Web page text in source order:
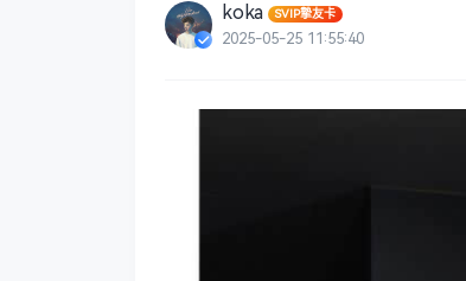
koka SVIP摯友卡
2025-05-25 11:55:40